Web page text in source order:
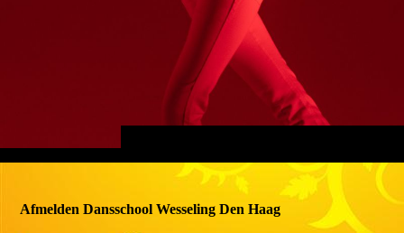
Afmelden Dansschool Wesseling Den Haag